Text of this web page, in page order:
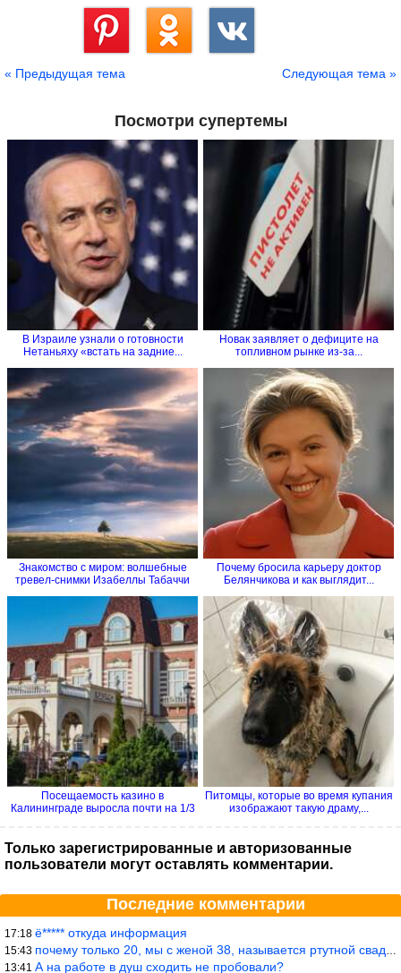
« Предыдущая тема Следующая тема »
Посмотри супертемы
В Израиле узнали о готовности
Нетаньяху «встать на задние...
Новак заявляет о дефиците на
топливном рынке из-за...
Знакомство с миром: волшебные
тревел-снимки Изабеллы Табаччи
Почему бросила карьеру доктор
Белянчикова и как выглядит...
Посещаемость казино в
Калининграде выросла почти на 1/3
Питомцы, которые во время купания
изображают такую драму,...
Только зарегистрированные и авторизованные
пользователи могут оставлять комментарии.
Последние комментарии
17:18 ё***** откуда информация
15:43 почему только 20, мы с женой 38, называется ртутной свадьбой, гр
13:41 А на работе в душ сходить не пробовали?